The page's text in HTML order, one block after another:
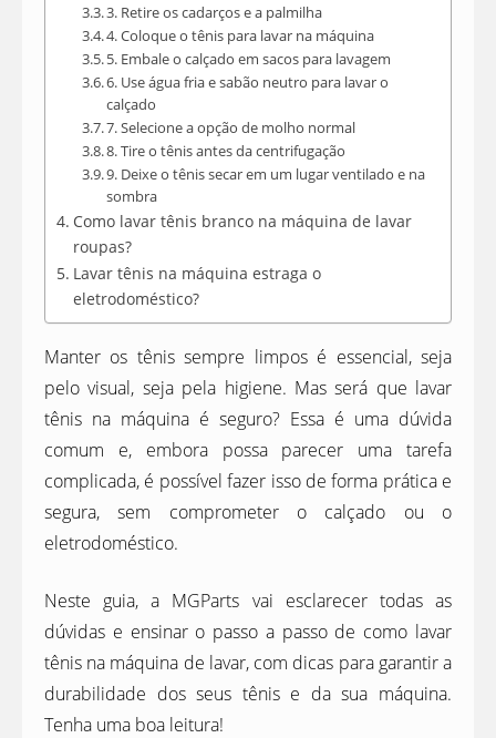
3. Retire os cadarços e a palmilha
4. Coloque o tênis para lavar na máquina
5. Embale o calçado em sacos para lavagem
6. Use água fria e sabão neutro para lavar o
calçado
7. Selecione a opção de molho normal
8. Tire o tênis antes da centrifugação
9. Deixe o tênis secar em um lugar ventilado e na
sombra
Como lavar tênis branco na máquina de lavar
roupas?
Lavar tênis na máquina estraga o
eletrodoméstico?
Manter os tênis sempre limpos é essencial, seja
pelo visual, seja pela higiene. Mas será que lavar
tênis na máquina é seguro? Essa é uma dúvida
comum e, embora possa parecer uma tarefa
complicada, é possível fazer isso de forma prática e
segura, sem comprometer o calçado ou o
eletrodoméstico.
Neste guia, a MGParts vai esclarecer todas as
dúvidas e ensinar o passo a passo de como lavar
tênis na máquina de lavar, com dicas para garantir a
durabilidade dos seus tênis e da sua máquina.
Tenha uma boa leitura!